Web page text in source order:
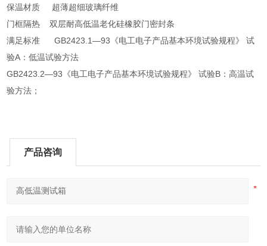
保温材质 超薄超细玻璃纤维
门框隔热 双层耐高低温老化硅橡胶门密封条
满足标准 GB2423.1—93《电工电子产品基本环境试验规程》 试
验A：低温试验方法
GB2423.2—93《电工电子产品基本环境试验规程》 试验B：高温试
验方法；
产品咨询